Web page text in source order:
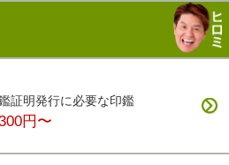
証明発行に必要な印鑑
円〜